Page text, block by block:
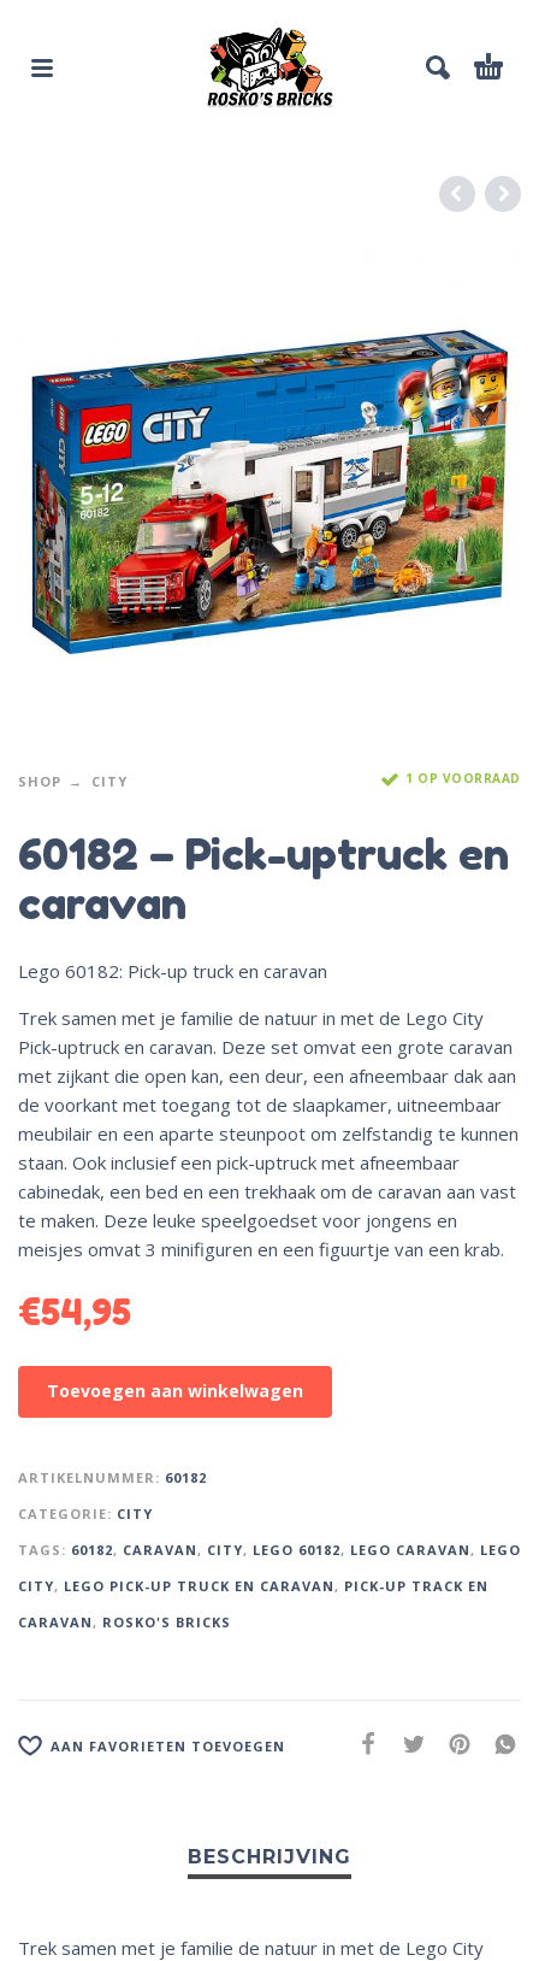
SHOP CITY 1 OP VOORRAAD
60182 – Pick-uptruck en
caravan
Lego 60182: Pick-up truck en caravan
Trek samen met je familie de natuur in met de Lego City
Pick-uptruck en caravan. Deze set omvat een grote caravan
met zijkant die open kan, een deur, een afneembaar dak aan
de voorkant met toegang tot de slaapkamer, uitneembaar
meubilair en een aparte steunpoot om zelfstandig te kunnen
staan. Ook inclusief een pick-uptruck met afneembaar
cabinedak, een bed en een trekhaak om de caravan aan vast
te maken. Deze leuke speelgoedset voor jongens en
meisjes omvat 3 minifiguren en een figuurtje van een krab.
€54,95
Toevoegen aan winkelwagen
a
t
ARTIKELNUMMER: 60182
CATEGORIE: CITY
TAGS: 60182, CARAVAN, CITY, LEGO 60182, LEGO CARAVAN, LEGO
CITY, LEGO PICK-UP TRUCK EN CARAVAN, PICK-UP TRACK EN
CARAVAN, ROSKO'S BRICKS
AAN FAVORIETEN TOEVOEGEN
Trek samen met je familie de natuur in met de Lego City